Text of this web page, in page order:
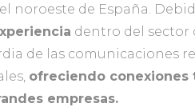
noroeste de España.
dentro del sector
de las comunicaciones
ofreciendo conexiones
empresas.